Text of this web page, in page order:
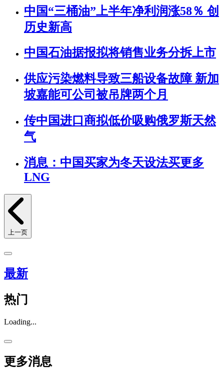
中国“三桶油”上半年净利润涨58％ 创
历史新高
中国石油据报拟将销售业务分拆上市
供应污染燃料导致三船设备故障 新加
坡嘉能可公司被吊牌两个月
传中国进口商拟低价吸购俄罗斯天然
气
消息：中国买家为冬天设法买更多
LNG
上一页
最新
热门
Loading...
更多消息